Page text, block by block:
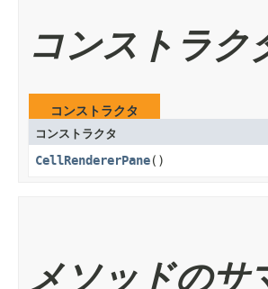
コンストラク
コンストラクタ
コンストラクタ
CellRendererPane()
メソッドのサ